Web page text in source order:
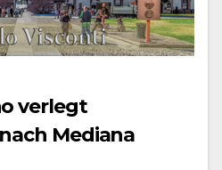
verlegt
Mediana